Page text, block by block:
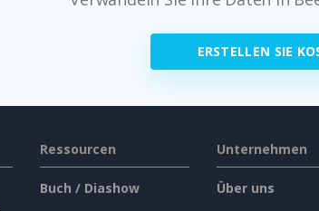
ERSTELLEN SIE
Ressourcen
Buch / Diashow
Unternehmen
Über uns